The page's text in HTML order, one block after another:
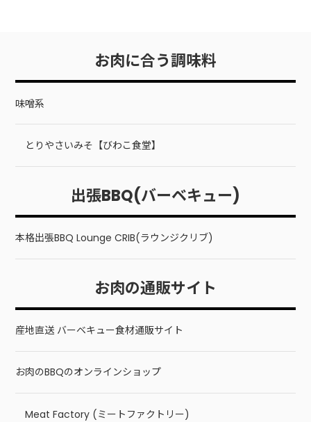
お肉に合う調味料
味噌系
とりやさいみそ【びわこ食堂】
出張BBQ(バーベキュー)
本格出張BBQ Lounge CRIB(ラウンジクリブ)
お肉の通販サイト
産地直送 バーベキュー食材通販サイト
お肉のBBQのオンラインショップ
Meat Factory (ミートファクトリー)